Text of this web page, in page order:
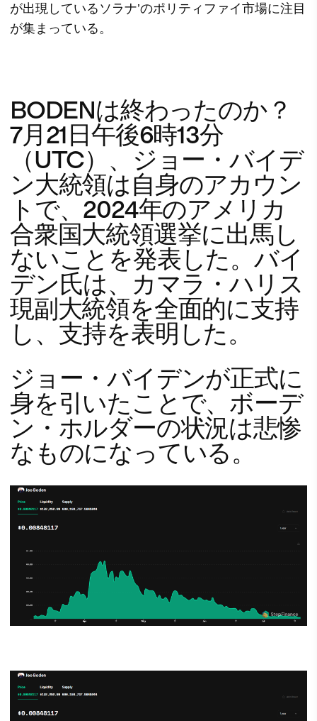
が出現しているソラナ’のポリティファイ市場に注目
が集まっている。
BODENは終わったのか？
7月21日午後6時13分
（UTC）、ジョー・バイデ
ン大統領は自身のアカウン
トで、2024年のアメリカ
合衆国大統領選挙に出馬し
ないことを発表した。バイ
デン氏は、カマラ・ハリス
現副大統領を全面的に支持
し、支持を表明した。
ジョー・バイデンが正式に
身を引いたことで、ボーデ
ン・ホルダーの状況は悲惨
なものになっている。